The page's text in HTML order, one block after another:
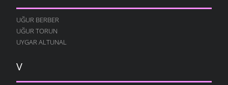
UĞUR BERBER
UĞUR TORUN
UYGAR ALTUNAL
V